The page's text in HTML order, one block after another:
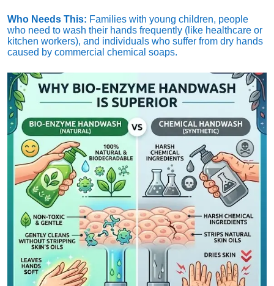
Who Needs This: Families with young children, people
who need to wash their hands frequently (like healthcare or
kitchen workers), and individuals who suffer from dry hands
caused by commercial chemical soaps.